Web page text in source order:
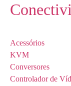
Acessórios
KVM
Conversores
Controlador de